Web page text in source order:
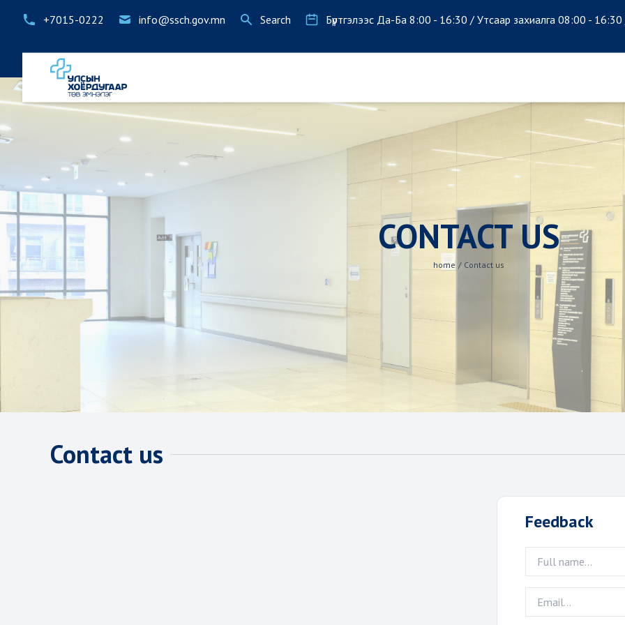
+7015-0222 info@ssch.gov.mn Search Бүртгэлээс Да-Ба 8:00 - 16:30 / Утсаар захиалга 08:00 -
CONTACT US
home / Contact us
Contact us
Feedback